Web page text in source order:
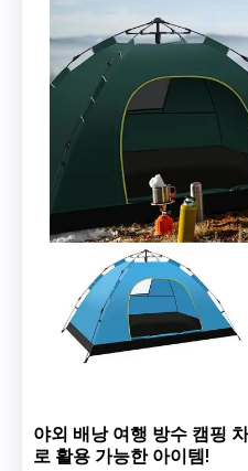
야외 배낭 여행 방수 캠핑
로 활용 가능한 아이템!